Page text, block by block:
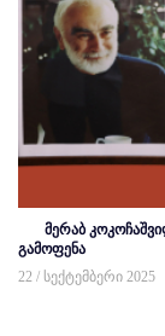
მერაბ
გამოფენა
22 / სექტემბერი 2025